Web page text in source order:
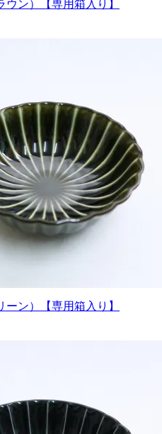
ン）【専用箱入り】
ン）【専用箱入り】